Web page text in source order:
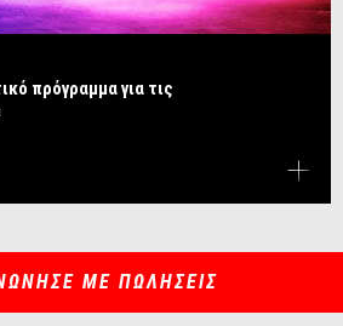
πρόγραμμα για τις
ΜΕ ΠΩΛΗΣΕΙΣ